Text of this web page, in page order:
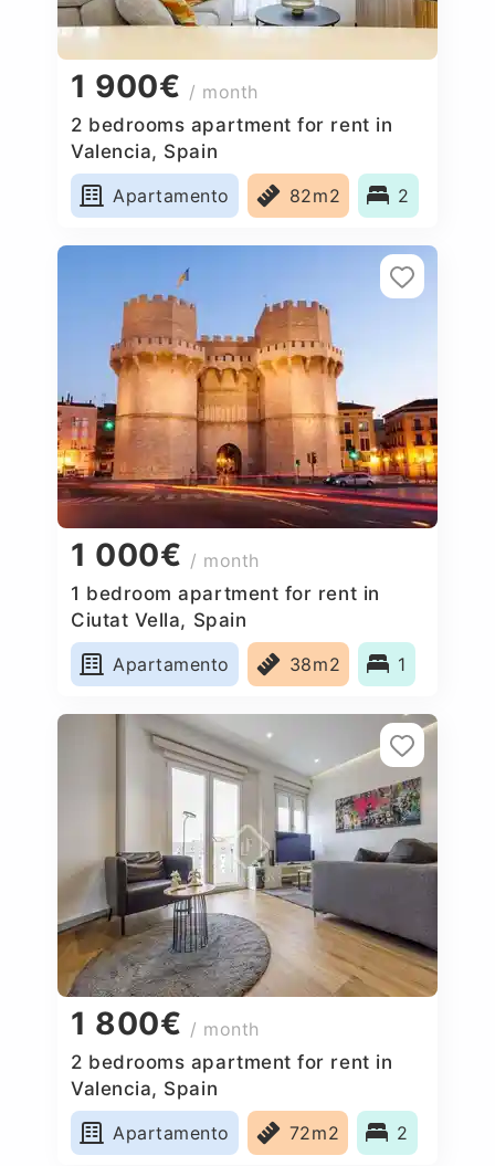
1 900€ / month
2 bedrooms apartment for rent in
Valencia, Spain
Apartamento
82m2 2
1 000€ / month
1 bedroom apartment for rent in
Ciutat Vella, Spain
Apartamento
38m2 1
1 800€ / month
2 bedrooms apartment for rent in
Valencia, Spain
Apartamento
72m2 2